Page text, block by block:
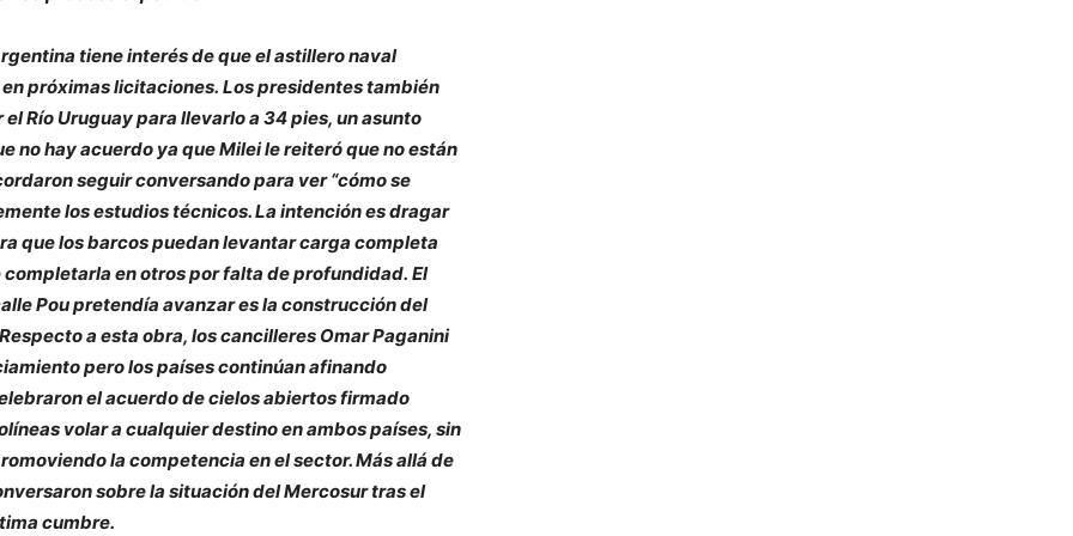
tiene interés de que el astillero naval
próximas licitaciones. Los presidentes también
Río Uruguay para llevarlo a 34 pies, un asunto
no hay acuerdo ya que Milei le reiteró que no están
seguir conversando para ver “cómo se
los estudios técnicos. La intención es dragar
que los barcos puedan levantar carga completa
en otros por falta de profundidad. El
Pou pretendía avanzar es la construcción del
a esta obra, los cancilleres Omar Paganini
pero los países continúan afinando
el acuerdo de cielos abiertos firmado
volar a cualquier destino en ambos países, sin
la competencia en el sector. Más allá de
sobre la situación del Mercosur tras el
cumbre.